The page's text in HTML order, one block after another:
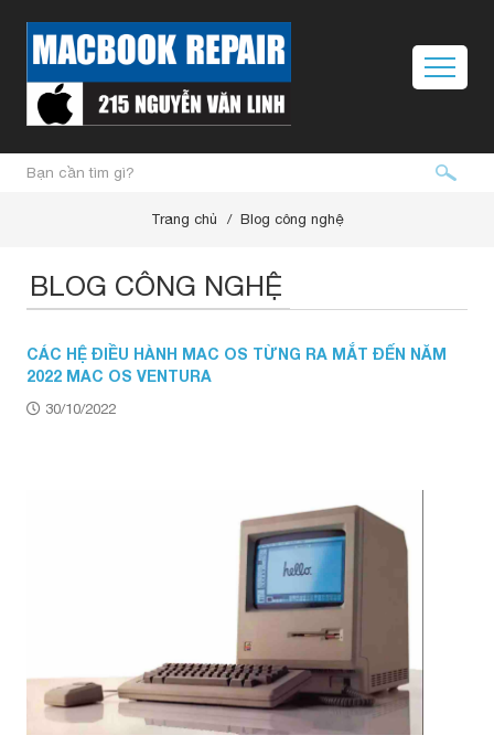
Trang chủ Blog công nghệ
BLOG CÔNG NGHỆ
CÁC HỆ ĐIỀU HÀNH MAC OS TỪNG RA MẮT ĐẾN NĂM
2022 MAC OS VENTURA
30/10/2022